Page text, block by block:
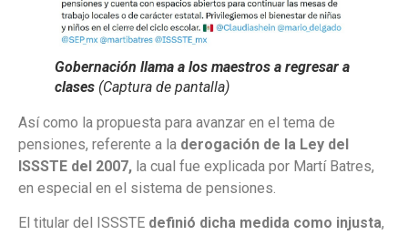
Gobernación llama a los maestros a regresar a
clases (Captura de pantalla)
Así como la propuesta para avanzar en el tema de
pensiones, referente a la derogación de la Ley del
ISSSTE del 2007, la cual fue explicada por Martí Batres,
en especial en el sistema de pensiones.
El titular del ISSSTE definió dicha medida como injusta,